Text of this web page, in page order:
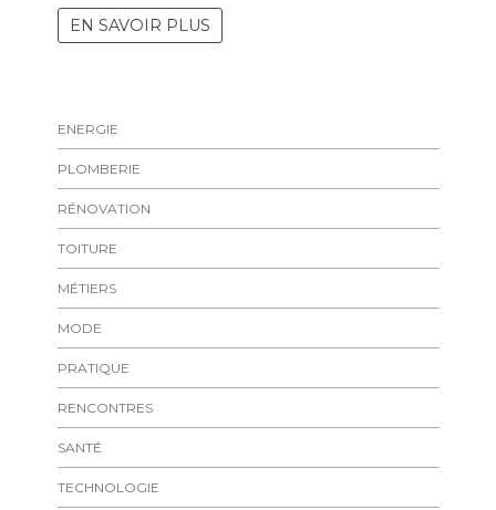
EN SAVOIR PLUS
ENERGIE
PLOMBERIE
RÉNOVATION
TOITURE
MÉTIERS
MODE
PRATIQUE
RENCONTRES
SANTÉ
TECHNOLOGIE